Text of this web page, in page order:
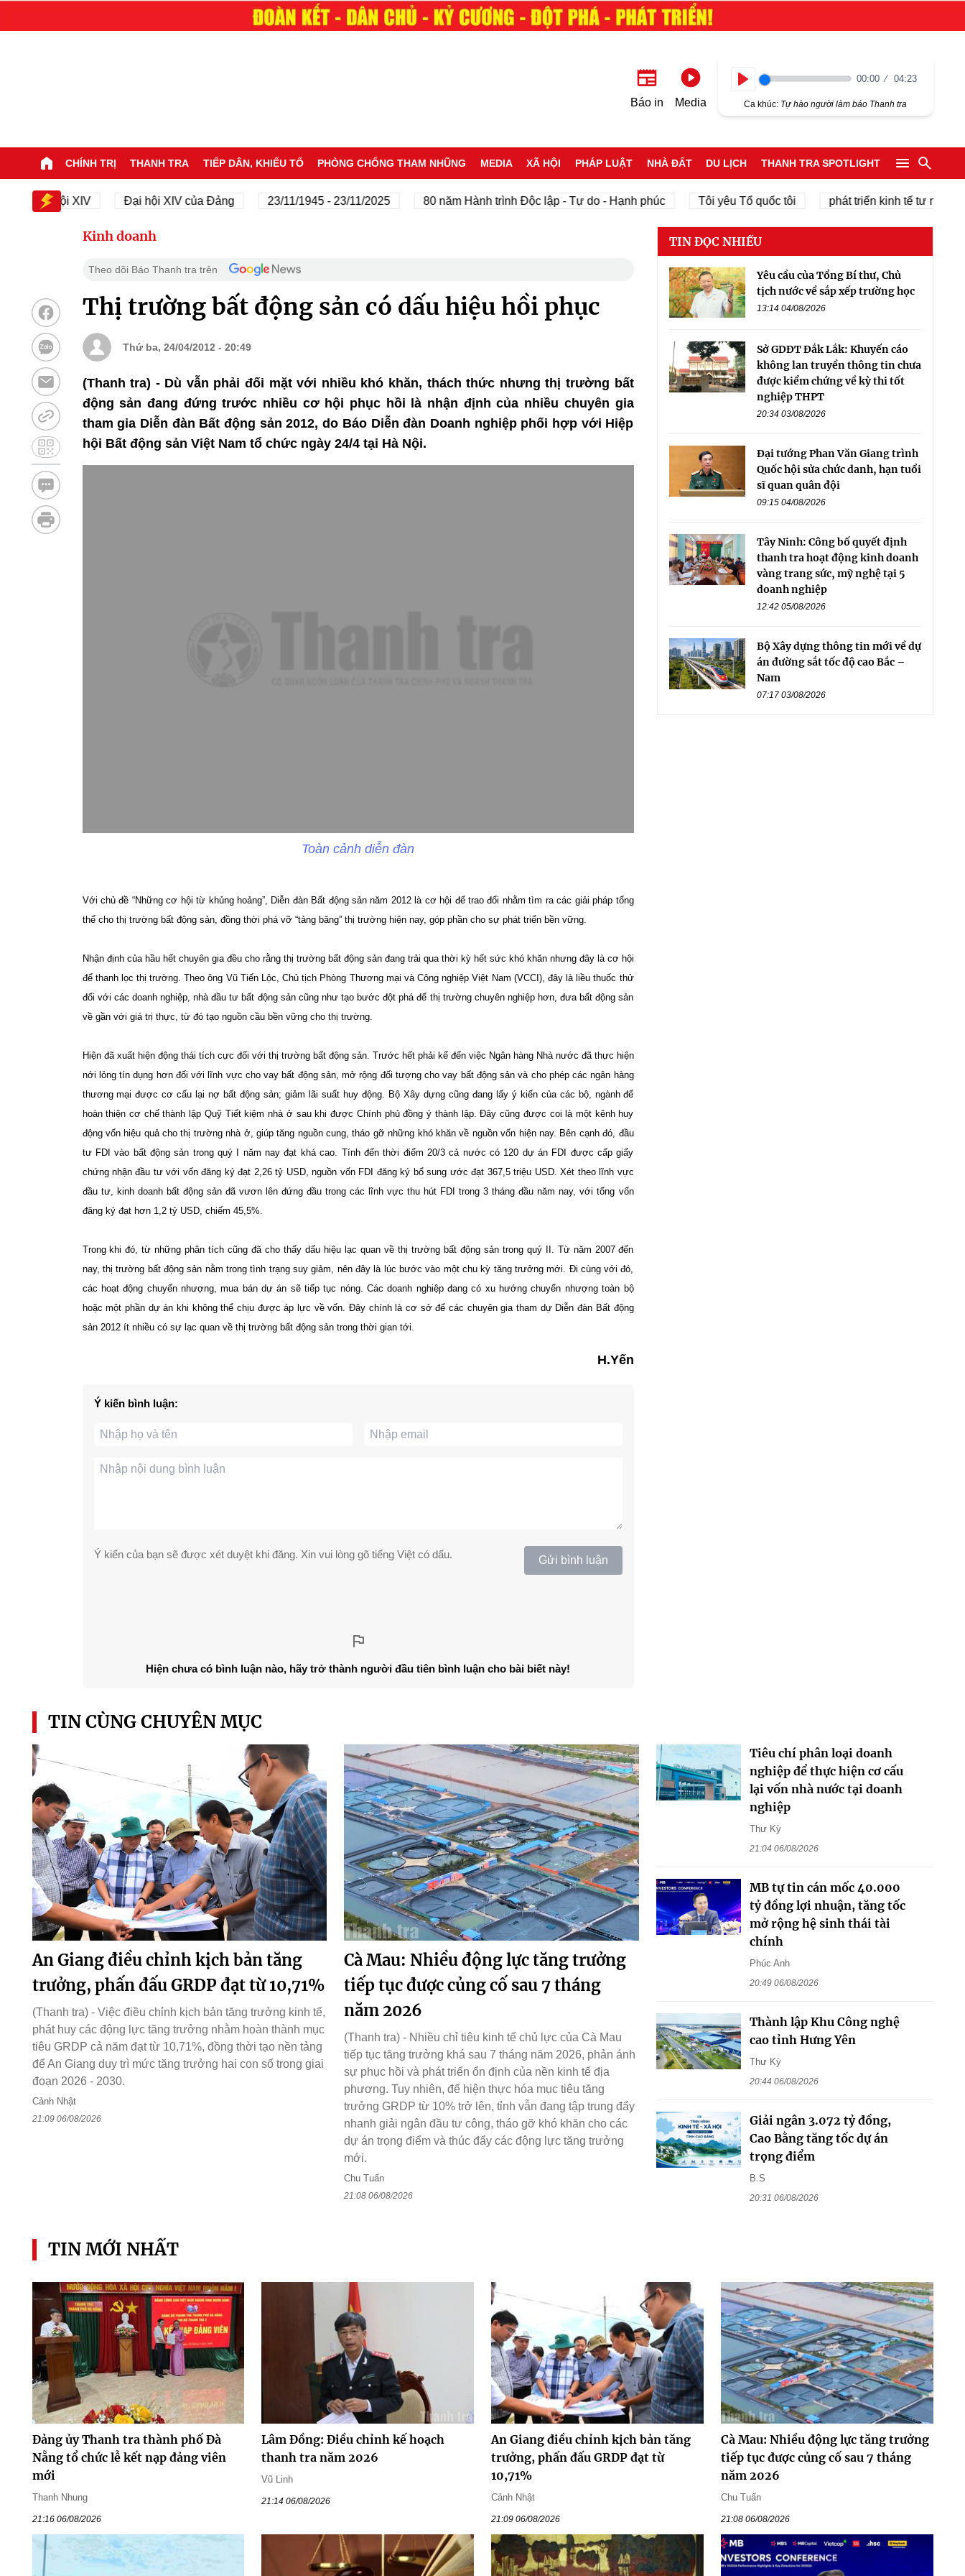
Báo in Media
00:00 04:23
Ca khúc: Tự hào người làm báo Thanh tra
CHÍNH TRỊ THANH TRA TIẾP DÂN, KHIẾU TỐ PHÒNG CHỐNG THAM NHŨNG MEDIA XÃ HỘI PHÁP LUẬT NHÀ ĐẤT DU LỊCH THANH TRA SPOTLIGHT
Đại hội XIV Đại hội XIV của Đảng 23/11/1945 - 23/11/2025 80 năm Hành trình Độc lập - Tự do - Hạnh phúc Tôi yêu Tổ quốc tôi phát triển kinh tế tư nhân
Kinh doanh
Theo dõi Báo Thanh tra trên
Thị trường bất động sản có dấu hiệu hồi phục
Thứ ba, 24/04/2012 - 20:49
(Thanh tra) - Dù vẫn phải đối mặt với nhiều khó khăn, thách thức nhưng thị trường bất
động sản đang đứng trước nhiều cơ hội phục hồi là nhận định của nhiều chuyên gia
tham gia Diễn đàn Bất động sản 2012, do Báo Diễn đàn Doanh nghiệp phối hợp với Hiệp
hội Bất động sản Việt Nam tổ chức ngày 24/4 tại Hà Nội.
Toàn cảnh diễn đàn
Với chủ đề “Những cơ hội từ khủng hoảng”, Diễn đàn Bất động sản năm 2012 là cơ hội để trao đổi nhằm tìm ra các giải pháp tổng
thể cho thị trường bất động sản, đồng thời phá vỡ “tảng băng” thị trường hiện nay, góp phần cho sự phát triển bền vững.
Nhận định của hầu hết chuyên gia đều cho rằng thị trường bất động sản đang trải qua thời kỳ hết sức khó khăn nhưng đây là cơ hội
để thanh lọc thị trường.Theo ông Vũ Tiến Lộc, Chủ tịch Phòng Thương mại và Công nghiệp Việt Nam (VCCI), đây là liều thuốc thử
đối với các doanh nghiệp, nhà đầu tư bất động sản cũng như tạo bước đột phá để thị trường chuyên nghiệp hơn, đưa bất động sản
về gần với giá trị thực, từ đó tạo nguồn cầu bền vững cho thị trường.
Hiện đã xuất hiện động thái tích cực đối với thị trường bất động sản. Trước hết phải kể đến việc Ngân hàng Nhà nước đã thực hiện
nới lỏng tín dụng hơn đối với lĩnh vực cho vay bất động sản, mở rộng đối tượng cho vay bất động sản và cho phép các ngân hàng
thương mại được cơ cấu lại nợ bất động sản; giảm lãi suất huy động. Bộ Xây dựng cũng đang lấy ý kiến của các bộ, ngành để
hoàn thiện cơ chế thành lập Quỹ Tiết kiệm nhà ở sau khi được Chính phủ đồng ý thành lập. Đây cũng được coi là một kênh huy
động vốn hiệu quả cho thị trường nhà ở, giúp tăng nguồn cung, tháo gỡ những khó khăn về nguồn vốn hiện nay. Bên cạnh đó, đầu
tư FDI vào bất động sản trong quý I năm nay đạt khá cao. Tính đến thời điểm 20/3 cả nước có 120 dự án FDI được cấp giấy
chứng nhận đầu tư với vốn đăng ký đạt 2,26 tỷ USD, nguồn vốn FDI đăng ký bổ sung ước đạt 367,5 triệu USD. Xét theo lĩnh vực
đầu tư, kinh doanh bất động sản đã vươn lên đứng đầu trong các lĩnh vực thu hút FDI trong 3 tháng đầu năm nay, với tổng vốn
đăng ký đạt hơn 1,2 tỷ USD, chiếm 45,5%.
Trong khi đó, từ những phân tích cũng đã cho thấy dấu hiệu lạc quan về thị trường bất động sản trong quý II. Từ năm 2007 đến
nay, thị trường bất động sản nằm trong tình trạng suy giảm, nên đây là lúc bước vào một chu kỳ tăng trưởng mới. Đi cùng với đó,
các hoạt động chuyển nhượng, mua bán dự án sẽ tiếp tục nóng. Các doanh nghiệp đang có xu hướng chuyển nhượng toàn bộ
hoặc một phần dự án khi không thể chịu được áp lực về vốn. Đây chính là cơ sở để các chuyên gia tham dự Diễn đàn Bất động
sản 2012 ít nhiều có sự lạc quan về thị trường bất động sản trong thời gian tới.
H.Yến
Ý kiến bình luận:
Ý kiến của bạn sẽ được xét duyệt khi đăng. Xin vui lòng gõ tiếng Việt có dấu. Gửi bình luận
Hiện chưa có bình luận nào, hãy trở thành người đầu tiên bình luận cho bài biết này!
TIN ĐỌC NHIỀU
Yêu cầu của Tổng Bí thư, Chủ
tịch nước về sắp xếp trường học
13:14 04/08/2026
Sở GDĐT Đắk Lắk: Khuyến cáo
không lan truyền thông tin chưa
được kiểm chứng về kỳ thi tốt
nghiệp THPT
20:34 03/08/2026
Đại tướng Phan Văn Giang trình
Quốc hội sửa chức danh, hạn tuổi
sĩ quan quân đội
09:15 04/08/2026
Tây Ninh: Công bố quyết định
thanh tra hoạt động kinh doanh
vàng trang sức, mỹ nghệ tại 5
doanh nghiệp
12:42 05/08/2026
Bộ Xây dựng thông tin mới về dự
án đường sắt tốc độ cao Bắc –
Nam
07:17 03/08/2026
TIN CÙNG CHUYÊN MỤC
An Giang điều chỉnh kịch bản tăng
trưởng, phấn đấu GRDP đạt từ 10,71%
(Thanh tra) - Việc điều chỉnh kịch bản tăng trưởng kinh tế,
phát huy các động lực tăng trưởng nhằm hoàn thành mục
tiêu GRDP cả năm đạt từ 10,71%, đồng thời tạo nền tảng
để An Giang duy trì mức tăng trưởng hai con số trong giai
đoạn 2026 - 2030.
Cảnh Nhật
21:09 06/08/2026
Cà Mau: Nhiều động lực tăng trưởng
tiếp tục được củng cố sau 7 tháng
năm 2026
(Thanh tra) - Nhiều chỉ tiêu kinh tế chủ lực của Cà Mau
tiếp tục tăng trưởng khá sau 7 tháng năm 2026, phản ánh
sự phục hồi và phát triển ổn định của nền kinh tế địa
phương. Tuy nhiên, để hiện thực hóa mục tiêu tăng
trưởng GRDP từ 10% trở lên, tỉnh vẫn đang tập trung đẩy
nhanh giải ngân đầu tư công, tháo gỡ khó khăn cho các
dự án trọng điểm và thúc đẩy các động lực tăng trưởng
mới.
Chu Tuấn
21:08 06/08/2026
Tiêu chí phân loại doanh
nghiệp để thực hiện cơ cấu
lại vốn nhà nước tại doanh
nghiệp
Thư Kỳ
21:04 06/08/2026
MB tự tin cán mốc 40.000
tỷ đồng lợi nhuận, tăng tốc
mở rộng hệ sinh thái tài
chính
Phúc Anh
20:49 06/08/2026
Thành lập Khu Công nghệ
cao tỉnh Hưng Yên
Thư Kỳ
20:44 06/08/2026
Giải ngân 3.072 tỷ đồng,
Cao Bằng tăng tốc dự án
trọng điểm
B.S
20:31 06/08/2026
TIN MỚI NHẤT
Đảng ủy Thanh tra thành phố Đà
Nẵng tổ chức lễ kết nạp đảng viên
mới
Thanh Nhung
21:16 06/08/2026
Lâm Đồng: Điều chỉnh kế hoạch
thanh tra năm 2026
Vũ Linh
21:14 06/08/2026
An Giang điều chỉnh kịch bản tăng
trưởng, phấn đấu GRDP đạt từ
10,71%
Cảnh Nhật
21:09 06/08/2026
Cà Mau: Nhiều động lực tăng trưởng
tiếp tục được củng cố sau 7 tháng
năm 2026
Chu Tuấn
21:08 06/08/2026